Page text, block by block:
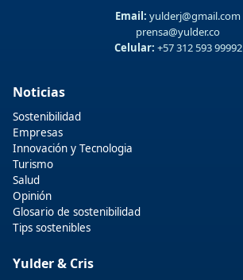
Email: yulderj@gmail.com
prensa@yulder.co
Celular: +57 312 593 99992
Noticias
Sostenibilidad
Empresas
Innovación y Tecnologia
Turismo
Salud
Opinión
Glosario de sostenibilidad
Tips sostenibles
Yulder & Cris